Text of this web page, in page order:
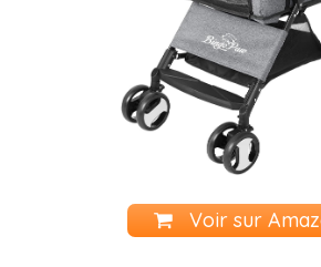
Voir sur